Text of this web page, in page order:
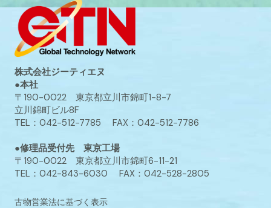
株式会社ジーティエヌ
●本社
〒190-0022 東京都立川市錦町1-8-7
立川錦町ビル8F
TEL：042-512-7785 FAX：042-512-7786
●修理品受付先 東京工場
〒190-0022 東京都立川市錦町6-11-21
TEL：042-843-6030 FAX：042-528-2805
古物営業法に基づく表示